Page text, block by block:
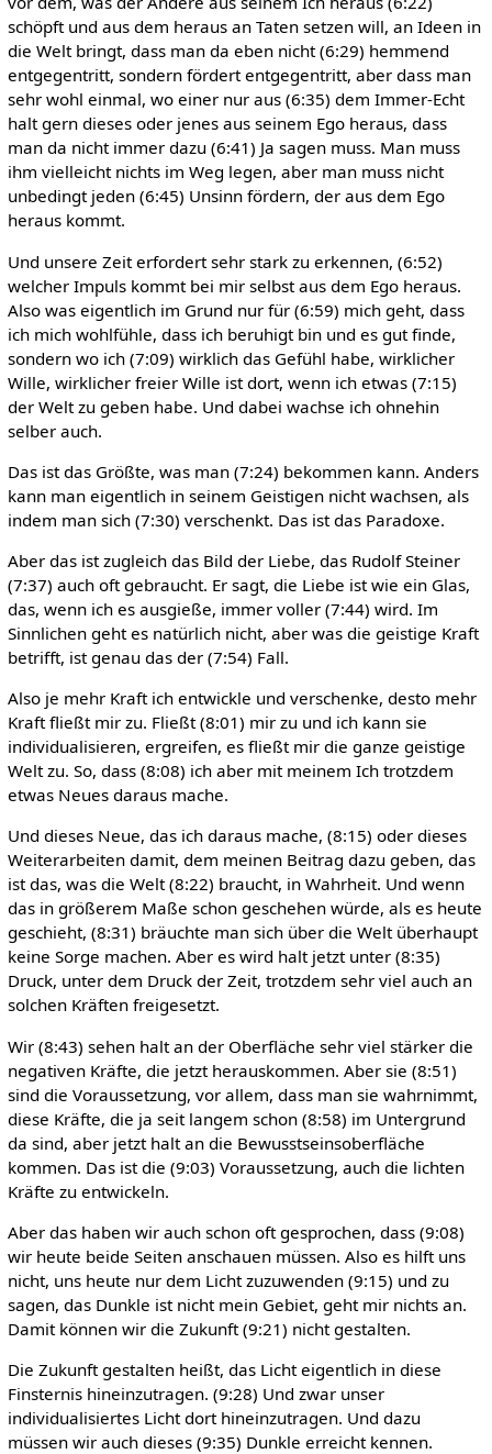
schöpft und aus dem heraus an Taten setzen will, an Ideen in
die Welt bringt, dass man da eben nicht (6:29) hemmend
entgegentritt, sondern fördert entgegentritt, aber dass man
sehr wohl einmal, wo einer nur aus (6:35) dem Immer-Echt
halt gern dieses oder jenes aus seinem Ego heraus, dass
man da nicht immer dazu (6:41) Ja sagen muss. Man muss
ihm vielleicht nichts im Weg legen, aber man muss nicht
unbedingt jeden (6:45) Unsinn fördern, der aus dem Ego
heraus kommt.
Und unsere Zeit erfordert sehr stark zu erkennen, (6:52)
welcher Impuls kommt bei mir selbst aus dem Ego heraus.
Also was eigentlich im Grund nur für (6:59) mich geht, dass
ich mich wohlfühle, dass ich beruhigt bin und es gut finde,
sondern wo ich (7:09) wirklich das Gefühl habe, wirklicher
Wille, wirklicher freier Wille ist dort, wenn ich etwas (7:15)
der Welt zu geben habe. Und dabei wachse ich ohnehin
selber auch.
Das ist das Größte, was man (7:24) bekommen kann. Anders
kann man eigentlich in seinem Geistigen nicht wachsen, als
indem man sich (7:30) verschenkt. Das ist das Paradoxe.
Aber das ist zugleich das Bild der Liebe, das Rudolf Steiner
(7:37) auch oft gebraucht. Er sagt, die Liebe ist wie ein Glas,
das, wenn ich es ausgieße, immer voller (7:44) wird. Im
Sinnlichen geht es natürlich nicht, aber was die geistige Kraft
betrifft, ist genau das der (7:54) Fall.
Also je mehr Kraft ich entwickle und verschenke, desto mehr
Kraft fließt mir zu. Fließt (8:01) mir zu und ich kann sie
individualisieren, ergreifen, es fließt mir die ganze geistige
Welt zu. So, dass (8:08) ich aber mit meinem Ich trotzdem
etwas Neues daraus mache.
Und dieses Neue, das ich daraus mache, (8:15) oder dieses
Weiterarbeiten damit, dem meinen Beitrag dazu geben, das
ist das, was die Welt (8:22) braucht, in Wahrheit. Und wenn
das in größerem Maße schon geschehen würde, als es heute
geschieht, (8:31) bräuchte man sich über die Welt überhaupt
keine Sorge machen. Aber es wird halt jetzt unter (8:35)
Druck, unter dem Druck der Zeit, trotzdem sehr viel auch an
solchen Kräften freigesetzt.
Wir (8:43) sehen halt an der Oberfläche sehr viel stärker die
negativen Kräfte, die jetzt herauskommen. Aber sie (8:51)
sind die Voraussetzung, vor allem, dass man sie wahrnimmt,
diese Kräfte, die ja seit langem schon (8:58) im Untergrund
da sind, aber jetzt halt an die Bewusstseinsoberfläche
kommen. Das ist die (9:03) Voraussetzung, auch die lichten
Kräfte zu entwickeln.
Aber das haben wir auch schon oft gesprochen, dass (9:08)
wir heute beide Seiten anschauen müssen. Also es hilft uns
nicht, uns heute nur dem Licht zuzuwenden (9:15) und zu
sagen, das Dunkle ist nicht mein Gebiet, geht mir nichts an.
Damit können wir die Zukunft (9:21) nicht gestalten.
Die Zukunft gestalten heißt, das Licht eigentlich in diese
Finsternis hineinzutragen. (9:28) Und zwar unser
individualisiertes Licht dort hineinzutragen. Und dazu
müssen wir auch dieses (9:35) Dunkle erreicht kennen.